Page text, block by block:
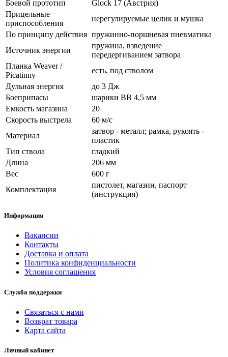
Боевой прототип
Glock 17 (Австрия)
Прицельные
приспособления
нерегулируемые целик и мушка
По принципу действия пружинно-поршневая пневматика
Источник энергии
пружина, взведение
передергиванием затвора
Планка Weaver /
Picatinny
есть, под стволом
Дульная энергия
до 3 Дж
Боеприпасы
шарики BB 4,5 мм
Емкость магазина
20
Скорость выстрела
60 м/с
Материал
затвор - металл; рамка, рукоять -
пластик
Тип ствола
гладкий
Длина
206 мм
Вес
600 г
Комплектация
пистолет, магазин, паспорт
(инструкция)
Информация
Вакансии
Контакты
Доставка и оплата
Политика конфиденциальности
Условия соглашения
Служба поддержки
Связаться с нами
Возврат товара
Карта сайта
Личный кабинет